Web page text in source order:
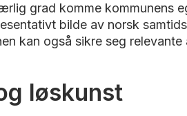
grad komme kommunens
bilde av norsk
kan også sikre seg
løskunst